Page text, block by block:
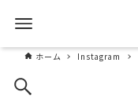
ホーム Instagram